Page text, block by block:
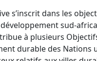
s’inscrit dans les
sud-
à plusieurs
durable des Nations